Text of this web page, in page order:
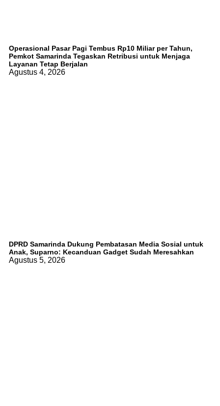
Operasional Pasar Pagi Tembus Rp10 Miliar per Tahun,
Pemkot Samarinda Tegaskan Retribusi untuk Menjaga
Layanan Tetap Berjalan
Agustus 4, 2026
DPRD Samarinda Dukung Pembatasan Media Sosial untuk
Anak, Suparno: Kecanduan Gadget Sudah Meresahkan
Agustus 5, 2026